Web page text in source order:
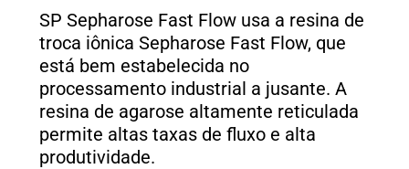
SP Sepharose Fast Flow usa a resina de
troca iônica Sepharose Fast Flow, que
está bem estabelecida no
processamento industrial a jusante. A
resina de agarose altamente reticulada
permite altas taxas de fluxo e alta
produtividade.